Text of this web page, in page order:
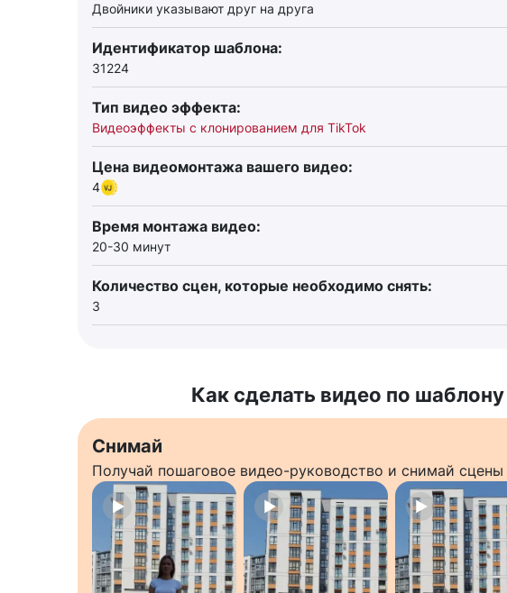
Двойники указывают друг на друга
Идентификатор шаблона:
31224
Тип видео эффекта:
Видеоэффекты с клонированием для TikTok
Цена видеомонтажа вашего видео:
4
Время монтажа видео:
20-30 минут
Количество сцен, которые необходимо снять:
3
Как сделать видео по шаблону
Снимай
Получай пошаговое видео-руководство и снимай сцены